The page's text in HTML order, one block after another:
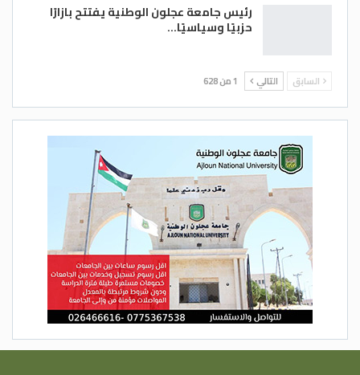
رئيس جامعة عجلون الوطنية يفتتح بازارًا
حزبيًا وسياسيًا…
السابق التالي 1 من 628